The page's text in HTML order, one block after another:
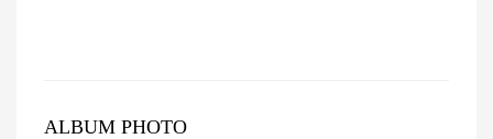
ALBUM PHOTO